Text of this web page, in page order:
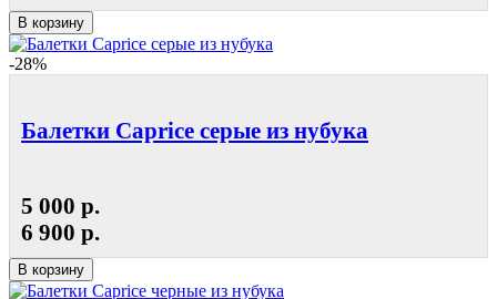
В корзину
-28%
Балетки Caprice серые из нубука
5 000 р.
6 900 р.
В корзину